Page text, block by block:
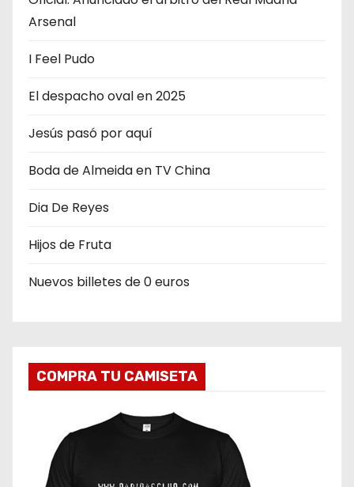
Arsenal
I Feel Pudo
El despacho oval en 2025
Jesús pasó por aquí
Boda de Almeida en TV China
Dia De Reyes
Hijos de Fruta
Nuevos billetes de 0 euros
COMPRA TU CAMISETA